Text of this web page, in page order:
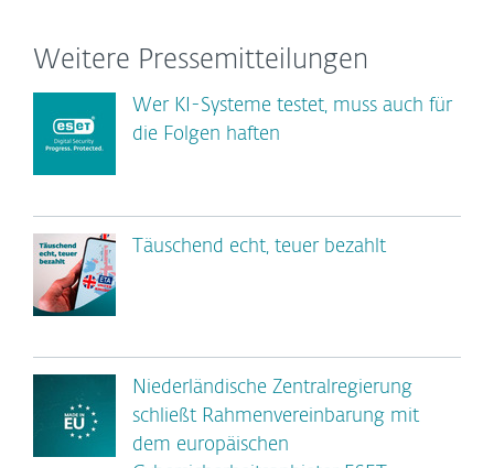
Weitere Pressemitteilungen
Wer KI-Systeme testet, muss auch für
die Folgen haften
Täuschend echt, teuer bezahlt
Niederländische Zentralregierung
schließt Rahmenvereinbarung mit
dem europäischen